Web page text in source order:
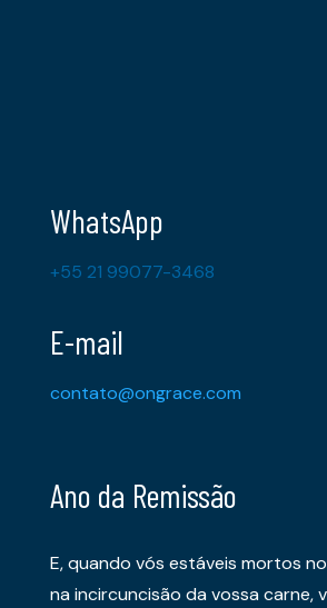
WhatsApp
+55 21 99077-3468
E-mail
contato@ongrace.com
Ano da Remissão
E, quando vós estáveis mortos
na incircuncisão da vossa carne,